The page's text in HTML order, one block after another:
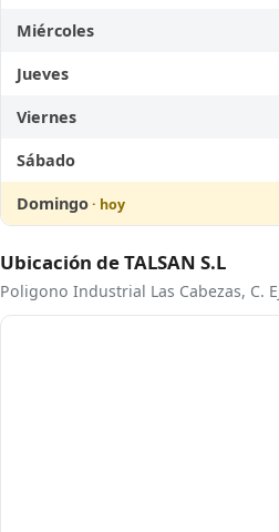
Miércoles
Jueves
Viernes
Sábado
Domingo
Ubicación de TALSAN S.L
Poligono Industrial Las Cabezas, C.